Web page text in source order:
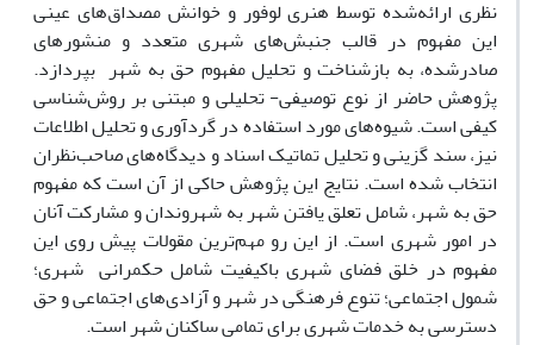
نظری ارائه‌شده توسط هنری لوفور و خوانش مصداق‌های عینی
این مفهوم در قالب جنبش‌های شهری متعدد و منشورهای
صادرشده، به بازشناخت و تحلیل مفهوم حق به شهر ‌ بپردازد.
پژوهش حاضر از نوع توصیفی- تحلیلی و مبتنی بر روش‌شناسی
کیفی است. شیوه‌های مورد استفاده در گردآوری و تحلیل اطلاعات
نیز، سند گزینی و تحلیل تماتیک اسناد و دیدگاه‌های صاحب‌نظران
انتخاب شده است. نتایج این پژوهش حاکی از آن است که مفهوم
حق به شهر، شامل تعلق یافتن شهر به شهروندان و مشارکت آنان
در امور شهری است. از این رو مهم‌ترین مقولات پیش روی این
مفهوم در خلق فضای شهری باکیفیت شامل حکمرانی شهری؛
شمول اجتماعی؛ تنوع فرهنگی در شهر و آزادی‌های اجتماعی و حق
دسترسی به خدمات شهری برای تمامی ساکنان شهر است.